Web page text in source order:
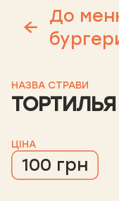
Франшиза
Про нас
До
НАЗВА СТРАВИ
ЦІНА
100 грн